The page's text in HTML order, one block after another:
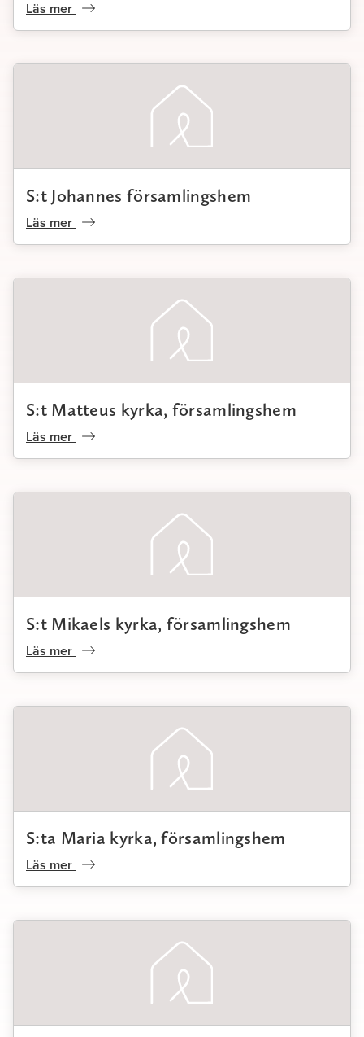
Läs mer
S:t Johannes församlingshem
Läs mer
S:t Matteus kyrka, församlingshem
Läs mer
S:t Mikaels kyrka, församlingshem
Läs mer
S:ta Maria kyrka, församlingshem
Läs mer